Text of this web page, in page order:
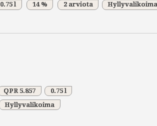
0.75 l 14 % 2 arviota
QPR 5.857
0.75 l
Hyllyvalikoima